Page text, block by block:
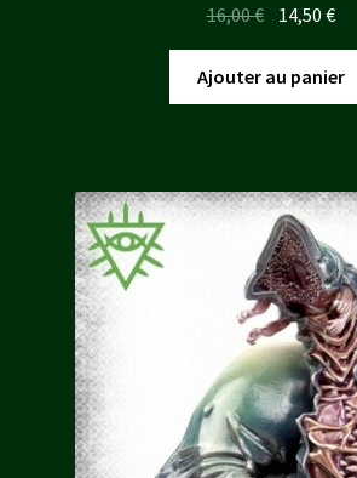
16,00€ Le
prix
initial
était :
14,50€Le
Ajouter au panier